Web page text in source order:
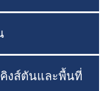
งส์ตันและพื้นที่